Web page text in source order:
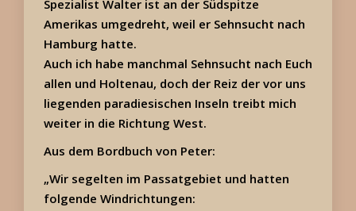
Spezialist Walter ist an der Südspitze
Amerikas umgedreht, weil er Sehnsucht nach
Hamburg hatte.
Auch ich habe manchmal Sehnsucht nach Euch
allen und Holtenau, doch der Reiz der vor uns
liegenden paradiesischen Inseln treibt mich
weiter in die Richtung West.
Aus dem Bordbuch von Peter:
„Wir segelten im Passatgebiet und hatten
folgende Windrichtungen: